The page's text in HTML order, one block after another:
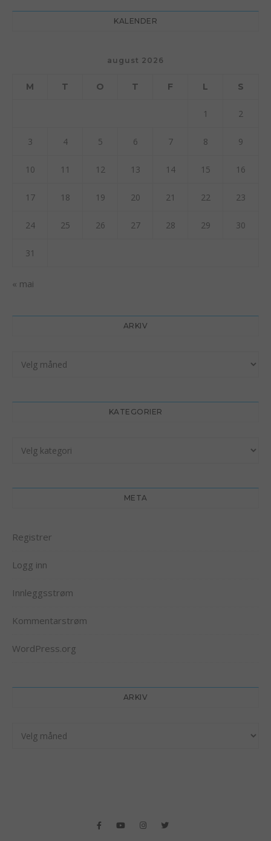
KALENDER
august 2026
M T O T F L S
1 2
3 4 5 6 7 8 9
10 11 12 13 14 15 16
17 18 19 20 21 22 23
24 25 26 27 28 29 30
31
« mai
ARKIV
KATEGORIER
META
Registrer
Logg inn
Innleggsstrøm
Kommentarstrøm
WordPress.org
ARKIV